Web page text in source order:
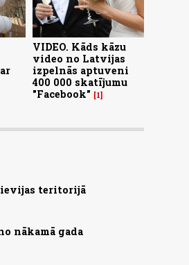
VIDEO. Kāds kāzu
video no Latvijas
izpelnās aptuveni
400 000 skatījumu
"Facebook"
1
teritorijā
nākamā gada